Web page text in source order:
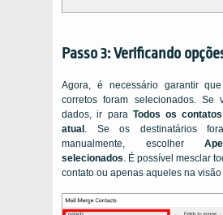
Passo 3: Verificando
Agora, é necessário garantir
corretos foram selecionados. Se
dados, ir para Todos os
atual . Se os destinatários
manualmente, escolher
selecionados . É possível mesclar
contato ou apenas aqueles na visão